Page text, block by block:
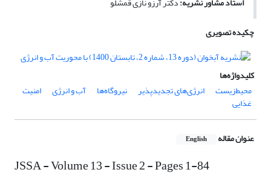
چکیده تصویری
کلیدواژه‌ها
محیط‌زیست
انرژی‌های تجدیدپذیر نیروگاه‌ها آب و انرژی امنیت
غذایی
عنوان مقاله English
JSSA - Volume 13 - Issue 2 - Pages 1-84